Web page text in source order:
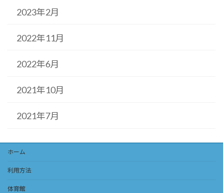
2023年2月
2022年11月
2022年6月
2021年10月
2021年7月
ホーム
利用方法
体育館